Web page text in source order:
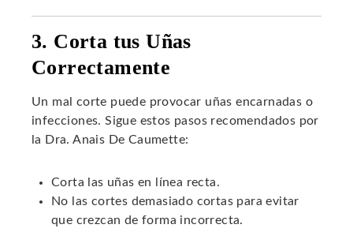
3. Corta tus Uñas
Correctamente
Un mal corte puede provocar uñas encarnadas o
infecciones. Sigue estos pasos recomendados por
la Dra. Anais De Caumette:
Corta las uñas en línea recta.
No las cortes demasiado cortas para evitar
que crezcan de forma incorrecta.